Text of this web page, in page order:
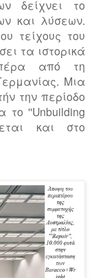
δείχνει το
και λύσεων.
τείχους του
τα ιστορικά
από τη
Μια
την περίοδο
το ''Unbuilding
και στο